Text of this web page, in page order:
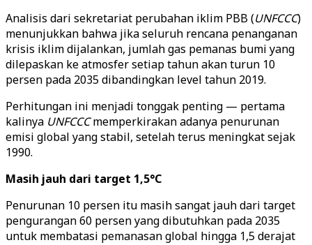
Analisis dari sekretariat perubahan iklim PBB (UNFCCC)
menunjukkan bahwa jika seluruh rencana penanganan
krisis iklim dijalankan, jumlah gas pemanas bumi yang
dilepaskan ke atmosfer setiap tahun akan turun 10
persen pada 2035 dibandingkan level tahun 2019.
Perhitungan ini menjadi tonggak penting — pertama
kalinya UNFCCCmemperkirakan adanya penurunan
emisi global yang stabil, setelah terus meningkat sejak
1990.
Masih jauh dari target 1,5°C
Penurunan 10 persen itu masih sangat jauh dari target
pengurangan 60 persen yang dibutuhkan pada 2035
untuk membatasi pemanasan global hingga 1,5 derajat